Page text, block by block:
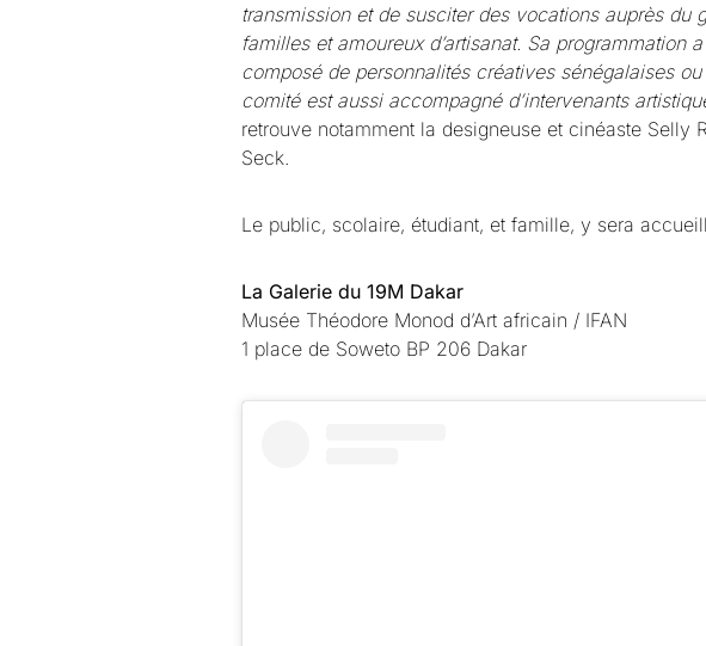
transmission et de susciter des vocations auprès du
familles et amoureux d’artisanat. Sa programmation
composé de personnalités créatives sénégalaises
comité est aussi accompagné d’intervenants
retrouve notamment la designeuse et cinéaste Selly
Seck.
Le public, scolaire, étudiant, et famille, y sera
La Galerie du 19M Dakar
Musée Théodore Monod d’Art africain / IFAN
1 place de Soweto BP 206 Dakar